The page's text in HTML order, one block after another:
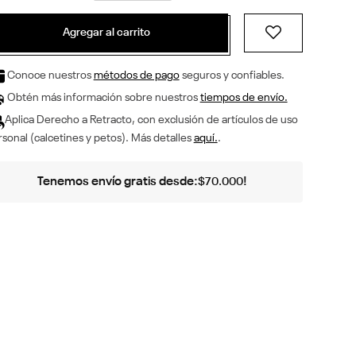
Agregar al carrito
Conoce nuestros métodos de pagoseguros y confiables.
Obtén más información sobre nuestros tiempos de envío.
Aplica Derecho a Retracto, con exclusión de artículos de uso
(calcetines y petos). Más detalles aquí..
Tenemos envío gratis desde:$70.000!